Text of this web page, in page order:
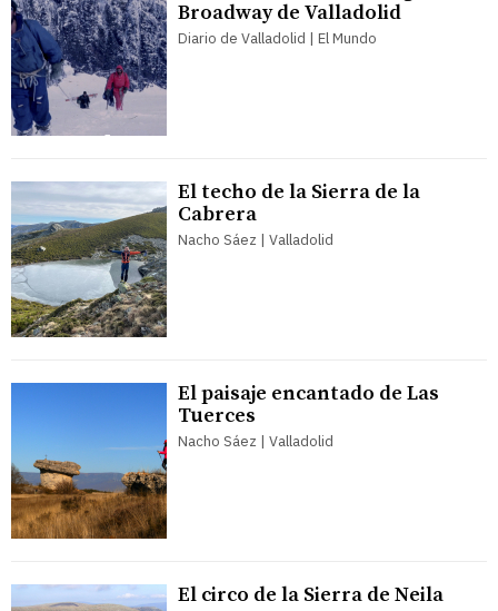
Broadway de Valladolid
Diario de Valladolid | El Mundo
El techo de la Sierra de la
Cabrera
Nacho Sáez | Valladolid
El paisaje encantado de Las
Tuerces
Nacho Sáez | Valladolid
El circo de la Sierra de Neila